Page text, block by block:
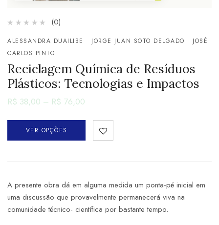
(0)
ALESSANDRA DUAILIBE JORGE JUAN SOTO DELGADO
JOSÉ
CARLOS PINTO
Reciclagem Química de Resíduos
Plásticos: Tecnologias e Impactos
R$ 38,00 – R$ 76,00
VER OPÇÕES
A presente obra dá em alguma medida um ponta-pé inicial em
uma discussão que provavelmente permanecerá viva na
comunidade técnico- científica por bastante tempo.